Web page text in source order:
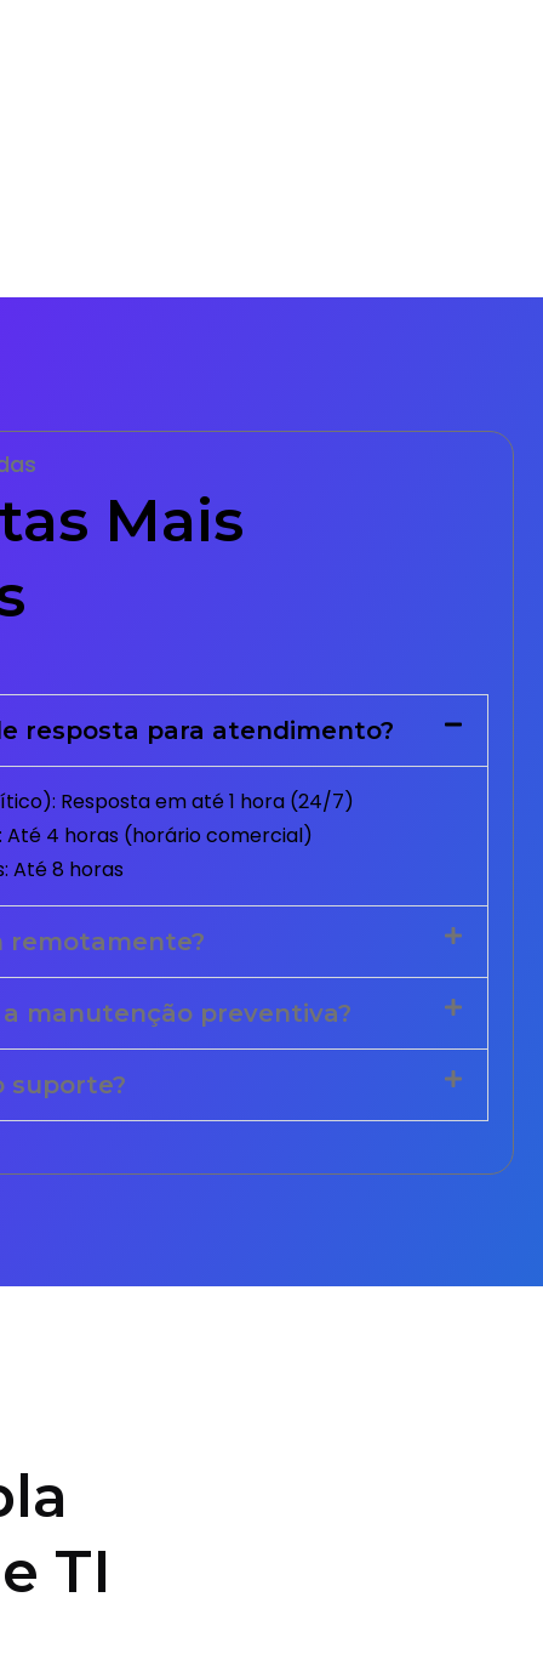
Mais
resposta para atendimento?
Resposta em até 1 hora (24/7)
Até 4 horas (horário comercial)
Até 8 horas
remotamente?
manutenção preventiva?
suporte?
TI